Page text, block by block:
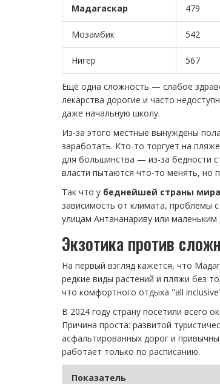
Мадагаскар 479
Мозамбик 542
Нигер 567
Ещё одна сложность — слабое
лекарства дорогие и часто
даже начальную школу.
Из-за этого местные вынуждены
заработать. Кто-то торгует на
для большинства — из-за бедности
власти пытаются что-то менять, но
Так что у беднейшей страны мира
зависимость от климата, проблемы
улицам Антананариву или
Экзотика против
На первый взгляд кажется, что
редкие виды растений и пляжи без
что комфортного отдыха "all
В 2024 году страну посетили всего
Причина проста: развитой
асфальтированных дорог и
работает только по расписанию.
Показатель